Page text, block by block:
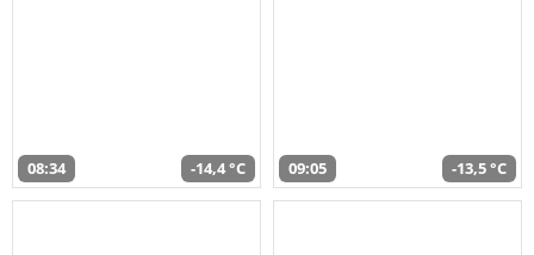
08:34 -14,4 °C 09:05 -13,5 °C